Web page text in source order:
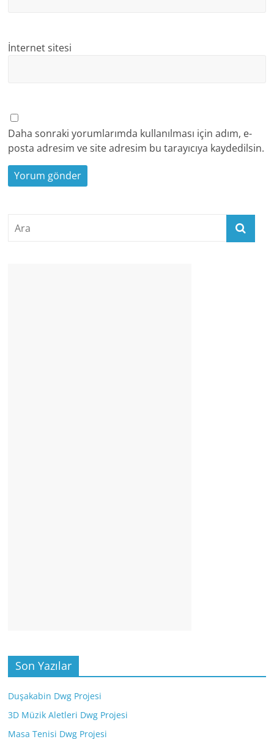
İnternet sitesi
Daha sonraki yorumlarımda kullanılması için adım, e-
posta adresim ve site adresim bu tarayıcıya kaydedilsin.
Son Yazılar
Duşakabin Dwg Projesi
3D Müzik Aletleri Dwg Projesi
Masa Tenisi Dwg Projesi